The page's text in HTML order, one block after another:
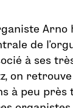
de
à ses
on
à peu près